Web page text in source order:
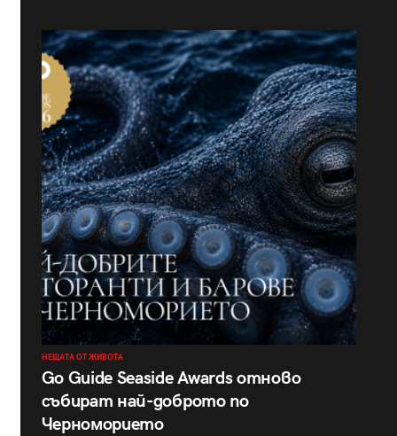
НЕЩАТА ОТ ЖИВОТА
Go Guide Seaside Awards отново
събират най-доброто по
Черноморието